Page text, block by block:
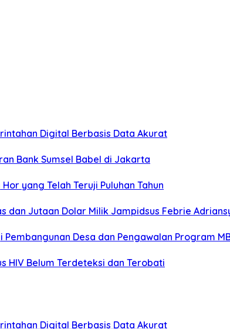
Digital Berbasis Data Akurat
Bank Sumsel Babel di Jakarta
yang Telah Teruji Puluhan Tahun
dan Jutaan Dolar Milik Jampidsus Febrie
Desa dan Pengawalan Program
HIV Belum Terdeteksi dan Terobati
Digital Berbasis Data Akurat